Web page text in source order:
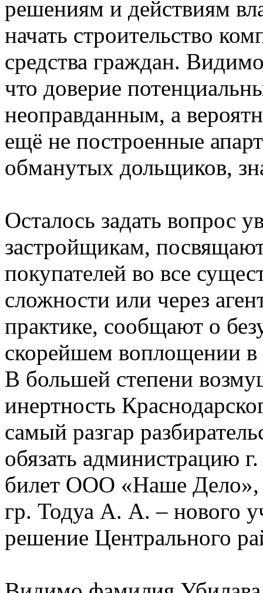
решениям и действиям
начать строительство
средства граждан.
что доверие
неоправданным, а
ещё не построенные
обманутых дольщиков,
Осталось задать вопрос
застройщикам,
покупателей во все
сложности или через
практике, сообщают о
скорейшем воплощении
В большей степени
инертность
самый разгар
обязать администрацию
билет ООО «Наше Дело»,
гр. Тодуа А. А. – нового
решение Центрального